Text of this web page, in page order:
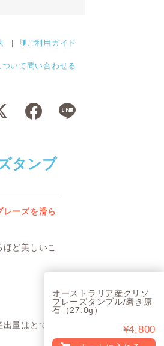
オーストラリア産クリソ
プレーズタンブル/磨き原
石（27.0g）
¥4,800
ご利用ガイド
ついて問い合わせる
タンブ
ーズを滑ら
ど美しいこ
量はとても